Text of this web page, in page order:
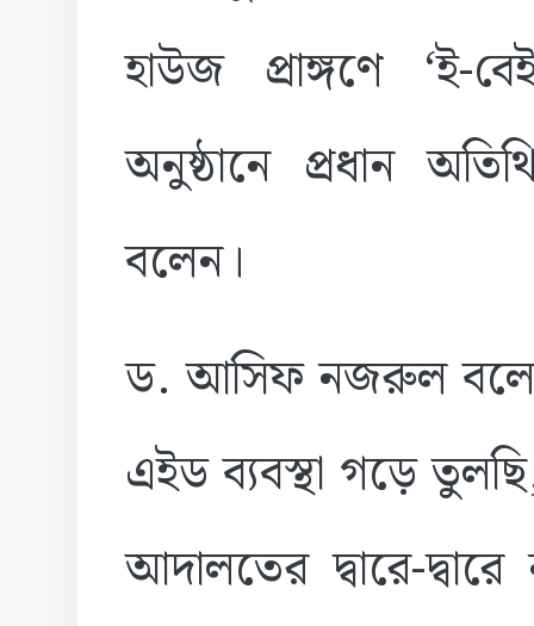
হাউজ প্রাঙ্গণে ‘ই-
অনুষ্ঠানে প্রধান
বলেন।
ড. আসিফ নজরুল
এইড ব্যবস্থা গড়ে
আদালতের দ্বারে-